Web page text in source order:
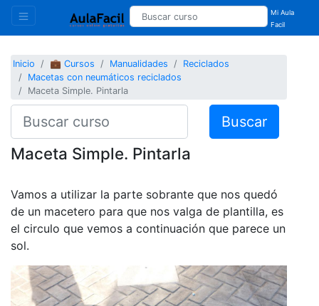
Mi Aula
Facil
Inicio 💼 Cursos Manualidades
Reciclados
Macetas con neumáticos reciclados
Maceta Simple. Pintarla
Buscar
Maceta Simple. Pintarla
Vamos a utilizar la parte sobrante que nos quedó
de un macetero para que nos valga de plantilla, es
el circulo que vemos a continuación que parece un
sol.